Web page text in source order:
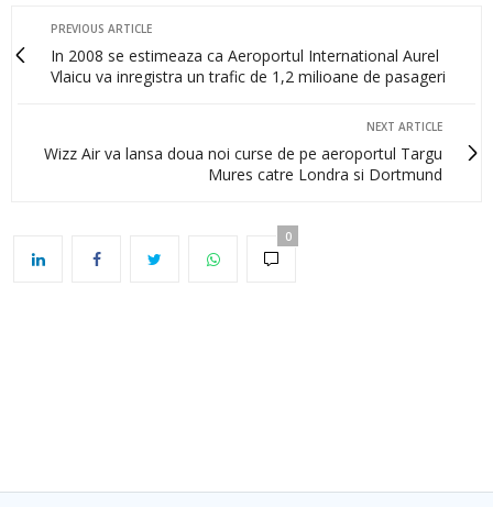
PREVIOUS ARTICLE
In 2008 se estimeaza ca Aeroportul International Aurel
Vlaicu va inregistra un trafic de 1,2 milioane de pasageri
NEXT ARTICLE
Wizz Air va lansa doua noi curse de pe aeroportul Targu
Mures catre Londra si Dortmund
0